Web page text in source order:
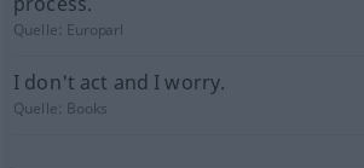
Quelle: Europarl
I don't act and I worry.
Quelle: Books